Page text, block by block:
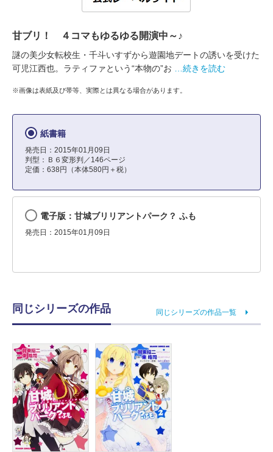
甘ブリ！ ４コマもゆるゆる開演中～♪
謎の美少女転校生・千斗いすずから遊園地デートの誘いを受けた
可児江西也。ラティファという“本物の”お
…続きを読む
※画像は表紙及び帯等、実際とは異なる場合があります。
紙書籍
発売日：2015年01月09日
判型：Ｂ６変形判／146ページ
定価：638円（本体580円＋税）
電子版：甘城ブリリアントパーク？ ふも
発売日：2015年01月09日
同じシリーズの作品 同じシリーズの作品一覧